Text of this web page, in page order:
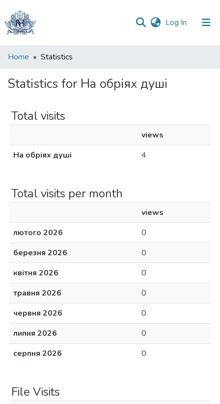
Log In (current)
Communities
Collections
Home Statistics
Statistics for На обріях душі
Total visits
views
На обріях душі
4
Total visits per month
views
лютого 2026
0
березня 2026
0
квітня 2026
0
травня 2026
0
червня 2026
0
липня 2026
0
серпня 2026
0
File Visits